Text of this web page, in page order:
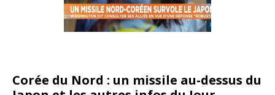
Corée du Nord : un missile au-dessus du